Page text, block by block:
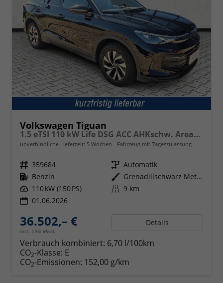
Volkswagen Tiguan
1.5 eTSI 110 kW Life DSG ACC AHKschw. AreaView
unverbindliche Lieferzeit: 5 Wochen Fahrzeug mit Tageszulassung
Fahrzeugnr. 359684 Getriebe Automatik
Kraftstoff Benzin Außenfarbe
Grenadillschwarz Metallic
Leistung 110 kW (150 PS) Kilometerstand 9 km
01.06.2026
36.502,– €
incl. 19% MwSt.
Details
Verbrauch kombiniert: 6,70 l/100km
CO2-Klasse: E
CO2-Emissionen: 152,00 g/km